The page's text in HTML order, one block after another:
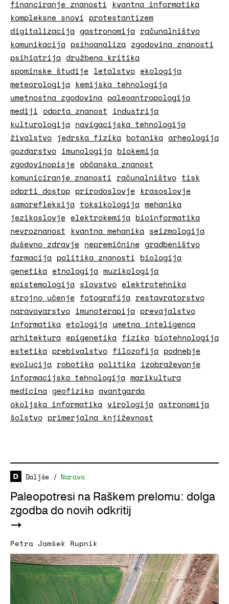
financiranje znanosti kvantna informatika
kompleksne snovi protestantizem
digitalizacija gastronomija računalništvo
komunikacija psihoanaliza zgodovina znanosti
psihiatrija družbena kritika
spominske študije letalstvo ekologija
meteorologija kemijska tehnologija
umetnostna zgodovina paleoantropologija
mediji odprta znanost industrija
kulturologija navigacijska tehnologija
živalstvo jedrska fizika botanika arheologija
gozdarstvo imunologija biokemija
zgodovinopisje občanska znanost
komuniciranje znanosti računalništvo tisk
odprti dostop prirodoslovje krasoslovje
samorefleksija toksikologija mehanika
jezikoslovje elektrokemija bioinformatika
nevroznanost kvantna mehanika seizmologija
duševno zdravje nepremičnine gradbeništvo
farmacija politika znanosti biologija
genetika etnologija muzikologija
epistemologija slovstvo elektrotehnika
strojno učenje fotografija restavratorstvo
naravovarstvo imunoterapija prevajalstvo
informatika etologija umetna inteligenca
arhitektura epigenetika fizika biotehnologija
estetika prebivalstvo filozofija podnebje
evolucija robotika politika izobraževanje
informacijska tehnologija marikultura
medicina geofizika avantgarda
okoljska informatika virologija astronomija
šolstvo primerjalna književnost
Daljše / Narava
Paleopotresi na Raškem prelomu: dolga
zgodba do novih odkritij
Petra Jamšek Rupnik